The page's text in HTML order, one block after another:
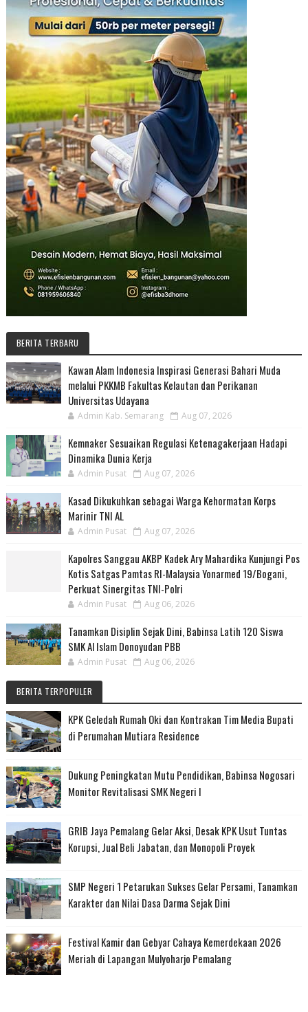
BERITA TERBARU
Kawan Alam Indonesia Inspirasi Generasi Bahari Muda
melalui PKKMB Fakultas Kelautan dan Perikanan
Universitas Udayana
Admin Kab. Semarang Aug 07, 2026
Kemnaker Sesuaikan Regulasi Ketenagakerjaan Hadapi
Dinamika Dunia Kerja
Admin Pusat Aug 07, 2026
Kasad Dikukuhkan sebagai Warga Kehormatan Korps
Marinir TNI AL
Admin Pusat Aug 07, 2026
Kapolres Sanggau AKBP Kadek Ary Mahardika Kunjungi Pos
Kotis Satgas Pamtas RI-Malaysia Yonarmed 19/Bogani,
Perkuat Sinergitas TNI-Polri
Admin Pusat Aug 06, 2026
Tanamkan Disiplin Sejak Dini, Babinsa Latih 120 Siswa
SMK Al Islam Donoyudan PBB
Admin Pusat Aug 06, 2026
BERITA TERPOPULER
KPK Geledah Rumah Oki dan Kontrakan Tim Media Bupati
di Perumahan Mutiara Residence
Dukung Peningkatan Mutu Pendidikan, Babinsa Nogosari
Monitor Revitalisasi SMK Negeri I
GRIB Jaya Pemalang Gelar Aksi, Desak KPK Usut Tuntas
Korupsi, Jual Beli Jabatan, dan Monopoli Proyek
SMP Negeri 1 Petarukan Sukses Gelar Persami, Tanamkan
Karakter dan Nilai Dasa Darma Sejak Dini
Festival Kamir dan Gebyar Cahaya Kemerdekaan 2026
Meriah di Lapangan Mulyoharjo Pemalang